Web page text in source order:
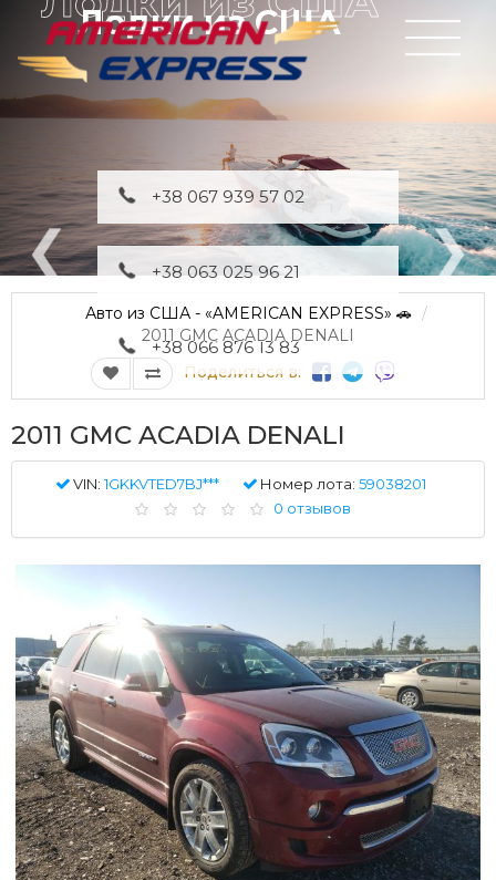
Лодки из США
+38 067 939 57 02
+38 063 025 96 21
+38 066 876 13 83
Авто из США - «AMERICAN EXPRESS» 🚗
2011 GMC ACADIA DENALI
Поделиться в:
2011 GMC ACADIA DENALI
VIN:1GKKVTED7BJ*** Номер лота: 59038201
0 отзывов